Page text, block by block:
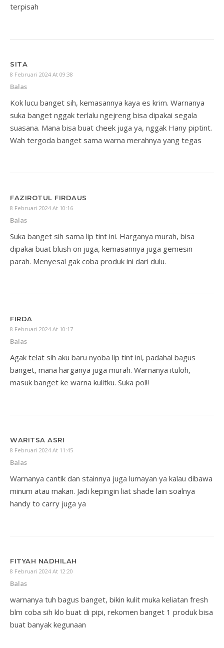
terpisah
SITA
8 Februari 2024 At 09:38
Balas
Kok lucu banget sih, kemasannya kaya es krim. Warnanya
suka banget nggak terlalu ngejreng bisa dipakai segala
suasana. Mana bisa buat cheek juga ya, nggak Hany piptint.
Wah tergoda banget sama warna merahnya yang tegas
FAZIROTUL FIRDAUS
8 Februari 2024 At 10:16
Balas
Suka banget sih sama lip tint ini. Harganya murah, bisa
dipakai buat blush on juga, kemasannya juga gemesin
parah. Menyesal gak coba produk ini dari dulu.
FIRDA
8 Februari 2024 At 10:17
Balas
Agak telat sih aku baru nyoba lip tint ini, padahal bagus
banget, mana harganya juga murah. Warnanya ituloh,
masuk banget ke warna kulitku. Suka pol!!
WARITSA ASRI
8 Februari 2024 At 11:45
Balas
Warnanya cantik dan stainnya juga lumayan ya kalau dibawa
minum atau makan. Jadi kepingin liat shade lain soalnya
handy to carry juga ya
FITYAH NADHILAH
8 Februari 2024 At 12:20
Balas
warnanya tuh bagus banget, bikin kulit muka keliatan fresh
blm coba sih klo buat di pipi, rekomen banget 1 produk bisa
buat banyak kegunaan